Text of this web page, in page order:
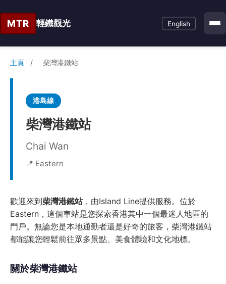
MTR 輕鐵觀光 English
主頁 / 柴灣港鐵站
港島線
柴灣港鐵站
Chai Wan
📍 Eastern
歡迎來到柴灣港鐵站，由Island Line提供服務。位於
Eastern，這個車站是您探索香港其中一個最迷人地區的
門戶。無論您是本地通勤者還是好奇的旅客，柴灣港鐵站
都能讓您輕鬆前往眾多景點、美食體驗和文化地標。
關於柴灣港鐵站